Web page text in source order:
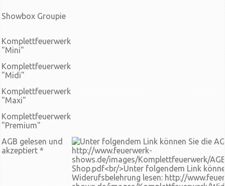
Showbox Groupie
Komplettfeuerwerk
"Mini"
Komplettfeuerwerk
"Midi"
Komplettfeuerwerk
"Maxi"
Komplettfeuerwerk
"Premium"
AGB gelesen und
akzeptiert *